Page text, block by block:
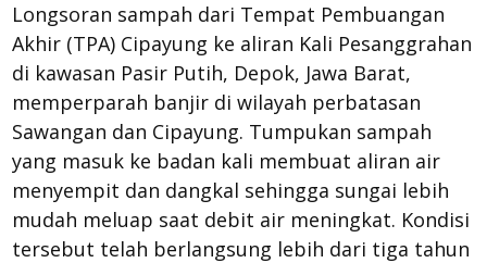
Longsoran sampah dari Tempat Pembuangan
Akhir (TPA) Cipayung ke aliran Kali Pesanggrahan
di kawasan Pasir Putih, Depok, Jawa Barat,
memperparah banjir di wilayah perbatasan
Sawangan dan Cipayung. Tumpukan sampah
yang masuk ke badan kali membuat aliran air
menyempit dan dangkal sehingga sungai lebih
mudah meluap saat debit air meningkat. Kondisi
tersebut telah berlangsung lebih dari tiga tahun